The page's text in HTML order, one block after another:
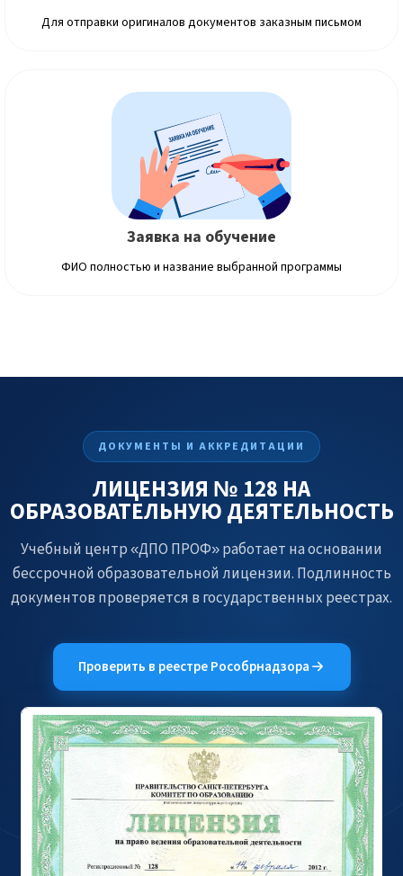
Для отправки оригиналов документов заказным письмом
Заявка на обучение
ФИО полностью и название выбранной программы
ДОКУМЕНТЫ И АККРЕДИТАЦИИ
ЛИЦЕНЗИЯ № 128 НА
ОБРАЗОВАТЕЛЬНУЮ ДЕЯТЕЛЬНОСТЬ
Учебный центр «ДПО ПРОФ» работает на основании
бессрочной образовательной лицензии. Подлинность
документов проверяется в государственных реестрах.
Проверить в реестре Рособрнадзора